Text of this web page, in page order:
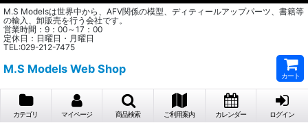
M.S Modelsは世界中から、AFV関係の模型、ディティールアップパーツ、書籍等
の輸入、卸販売を行う会社です。
営業時間：9：00～17：00
定休日：日曜日・月曜日
TEL:029-212-7475
M.S Models Web Shop
カート
カテゴリ マイページ 商品検索 ご利用案内 カレンダー ログイン